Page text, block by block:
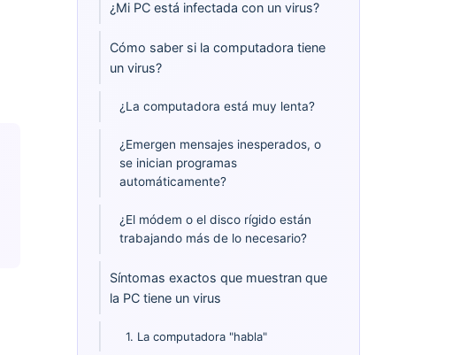
¿Mi PC está infectada con un virus?
Cómo saber si la computadora tiene
un virus?
¿La computadora está muy lenta?
¿Emergen mensajes inesperados, o
se inician programas
automáticamente?
¿El módem o el disco rígido están
trabajando más de lo necesario?
Síntomas exactos que muestran
que la PC tiene un virus
1. La computadora "habla"